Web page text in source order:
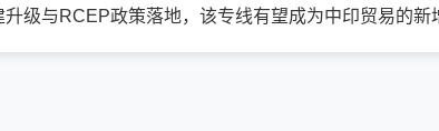
级与RCEP政策落地，该专线有望成为中印贸易的新